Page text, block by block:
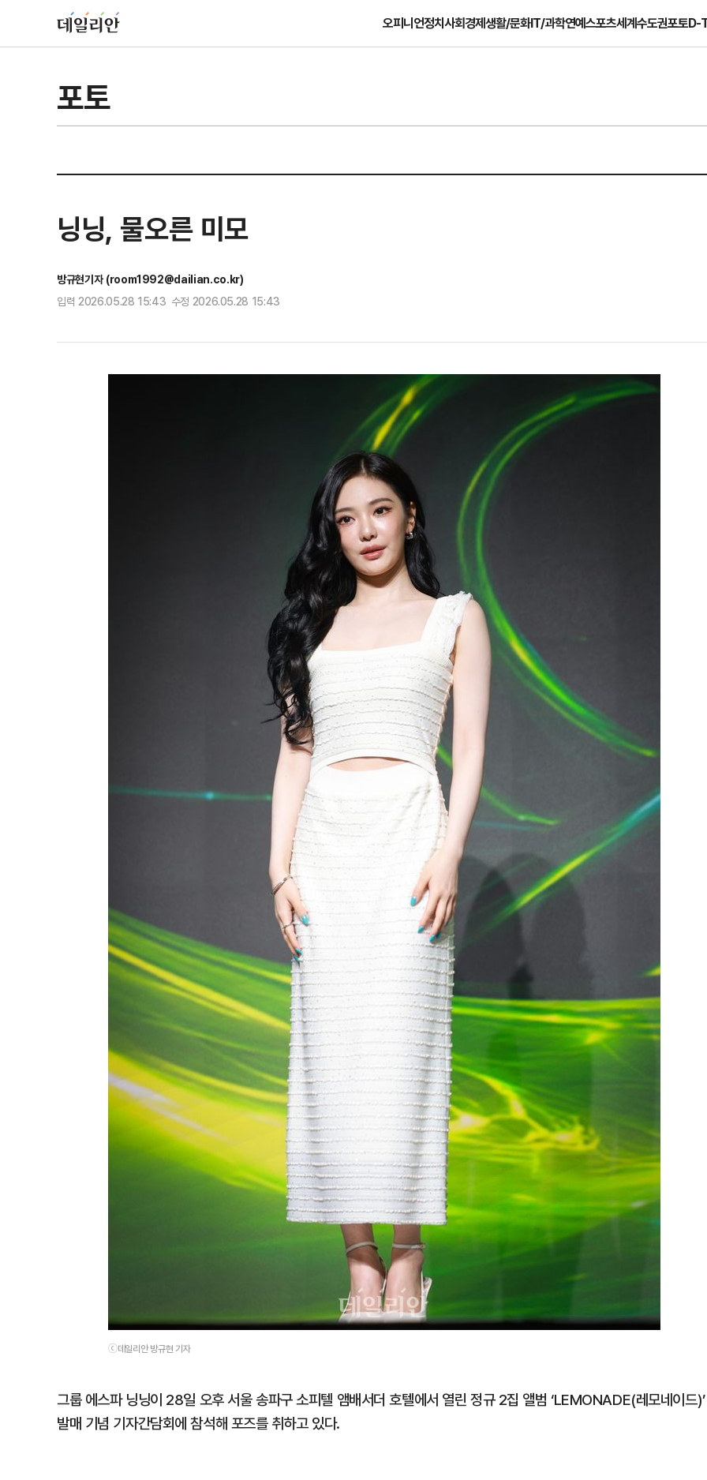
오피니언정치사회경제생활/문화IT/과학연예스포츠세계수도권포토D-
포토
닝닝, 물오른 미모
방규현기자 (room1992@dailian.co.kr)
입력 2026.05.28 15:43 수정 2026.05.28 15:43
ⓒ데일리안 방규현 기자
그룹 에스파 닝닝이 28일 오후 서울 송파구 소피텔 앰배서더 호텔에서 열린 정규 2집 앨범 ‘LEMONADE(레모네이드)’
발매 기념 기자간담회에 참석해 포즈를 취하고 있다.